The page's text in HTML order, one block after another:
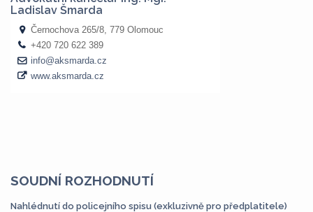
SOUDNÍ ROZHODNUTÍ
Nahlédnutí do policejního spisu (exkluzivně pro předplatitele)